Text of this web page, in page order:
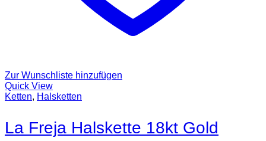
Zur Wunschliste hinzufügen
Quick View
Ketten, Halsketten
La Freja Halskette 18kt Gold